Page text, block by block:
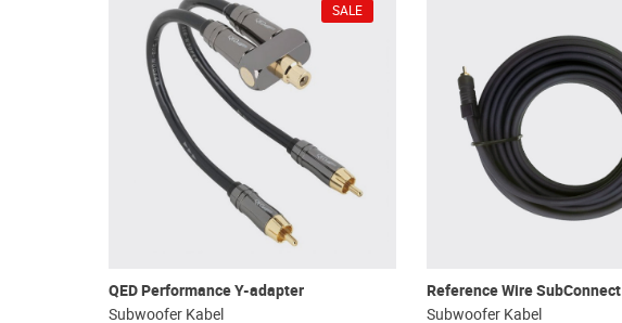
QED Performance Y-adapter
Subwoofer Kabel
SALE
Reference Wire SubConnect
Subwoofer Kabel